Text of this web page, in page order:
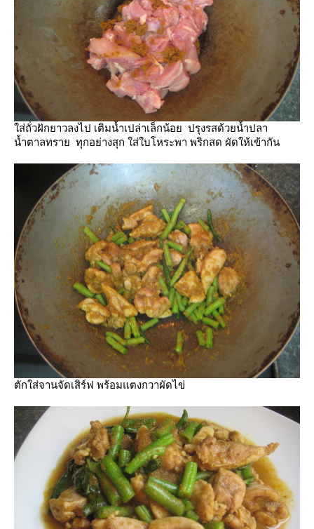
ส่ถั่วฝักยาวลงไป เติมน้ำเปล่าเล็กน้อย ปรุงรสด้วยน้ำปลา
น้ำตาลทราย ทุกอย่างสุก ใส่ใบโหระพา พริกสด ผัดให้เข้ากัน
ตักใส่จานจัดเสิร์ฟ พร้อมแตงกวาผัดไข่